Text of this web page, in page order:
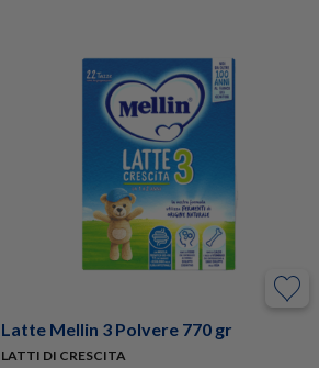
Latte Mellin 3 Polvere 770 gr
LATTI DI CRESCITA